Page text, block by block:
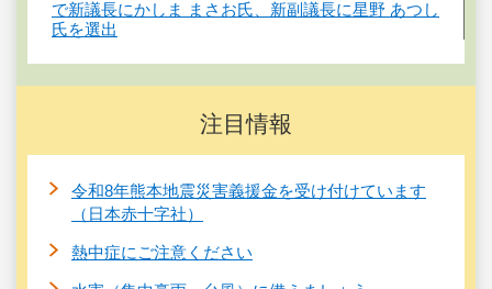
で新議長にかしま まさお氏、新副議長に星野 あつし
氏を選出
注目情報
令和8年熊本地震災害義援金を受け付けています
（日本赤十字社）
熱中症にご注意ください